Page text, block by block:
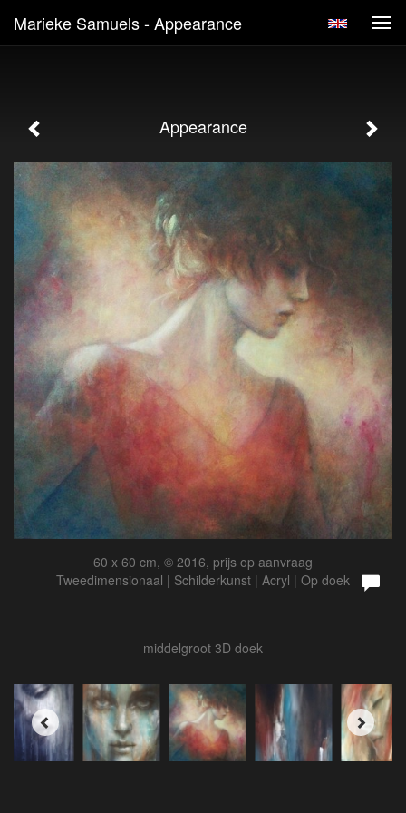
Marieke Samuels - Appearance
Appearance
60 x 60 cm, © 2016, prijs op aanvraag
Tweedimensionaal | Schilderkunst | Acryl | Op doek
middelgroot 3D doek